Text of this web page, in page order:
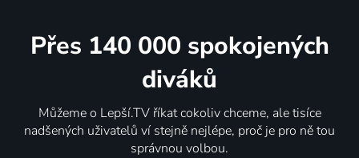
Přes 140 000 spokojených
diváků
Můžeme o Lepší.TV říkat cokoliv chceme, ale tisíce
nadšených uživatelů ví stejně nejlépe, proč je pro ně tou
správnou volbou.